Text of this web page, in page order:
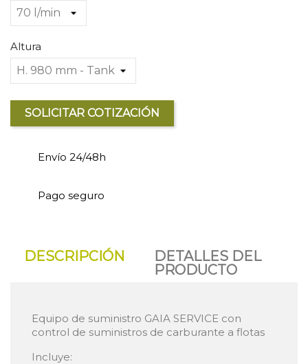
Altura
SOLICITAR COTIZACIÓN
Envío 24/48h
Pago seguro
DESCRIPCIÓN
DETALLES DEL
PRODUCTO
Equipo de suministro GAIA SERVICE con
control de suministros de carburante a flotas
Incluye: